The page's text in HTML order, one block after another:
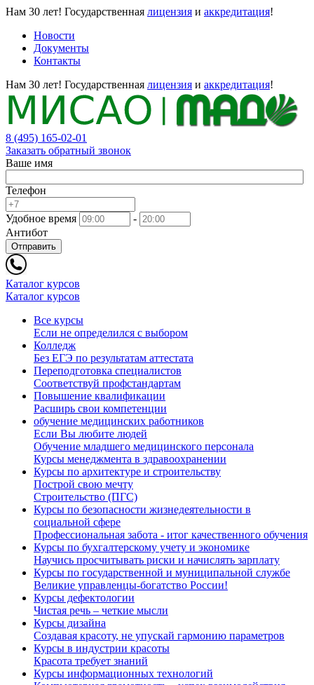
Нам 30 лет! Государственная лицензия и аккредитация!
Новости
Документы
Контакты
Нам 30 лет! Государственная лицензия и аккредитация!
8 (495) 165-02-01
Заказать обратный звонок
Ваше имя
Телефон
Удобное время
-
Антибот
Отправить
Каталог курсов
Каталог курсов
Все курсы
Если не определился с выбором
Колледж
Без ЕГЭ по результатам аттестата
Переподготовка специалистов
Соответствуй профстандартам
Повышение квалификации
Расширь свои компетенции
обучение медицинских работников
Если Вы любите людей
Обучение младшего медицинского персонала
Курсы менеджмента в здравоохранении
Курсы по архитектуре и строительству
Построй свою мечту
Строительство (ПГС)
Курсы по безопасности жизнедеятельности в
социальной сфере
Профессиональная забота - итог качественного обучения
Курсы по бухгалтерскому учету и экономике
Научись просчитывать риски и начислять зарплату
Курсы по государственной и муниципальной службе
Великие управленцы-богатство России!
Курсы дефектологии
Чистая речь – четкие мысли
Курсы дизайна
Создавая красоту, не упускай гармонию параметров
Курсы в индустрии красоты
Красота требует знаний
Курсы информационных технологий